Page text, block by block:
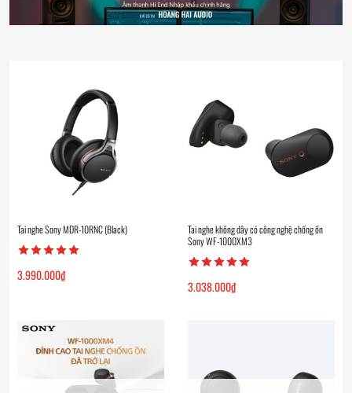
Tai nghe Sony MDR-10RNC (Black)
3.990.000₫
Tai nghe không dây có công nghệ chống ồn
Sony WF-1000XM3
3.038.000₫